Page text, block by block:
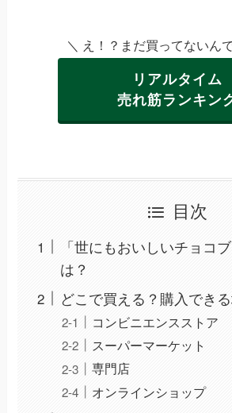
＼ え！？まだ買ってないん
リアルタイム
売れ筋ランキン
目次
「世にもおいしいチョコ
は？
どこで買える？購入でき
コンビニエンスストア
スーパーマーケット
専門店
オンラインショップ